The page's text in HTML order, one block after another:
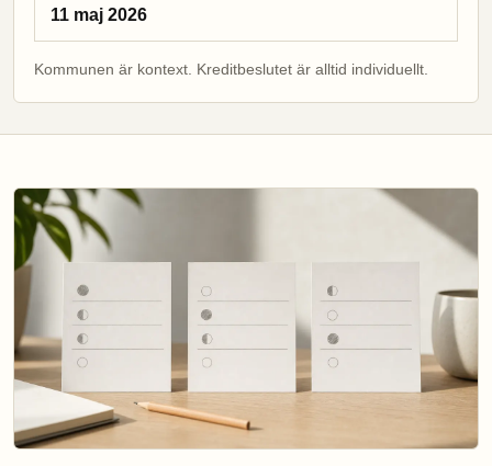
11 maj 2026
Kommunen är kontext. Kreditbeslutet är alltid individuellt.